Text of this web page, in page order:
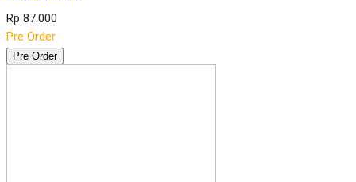
Rp 87.000
Pre Order
Pre Order